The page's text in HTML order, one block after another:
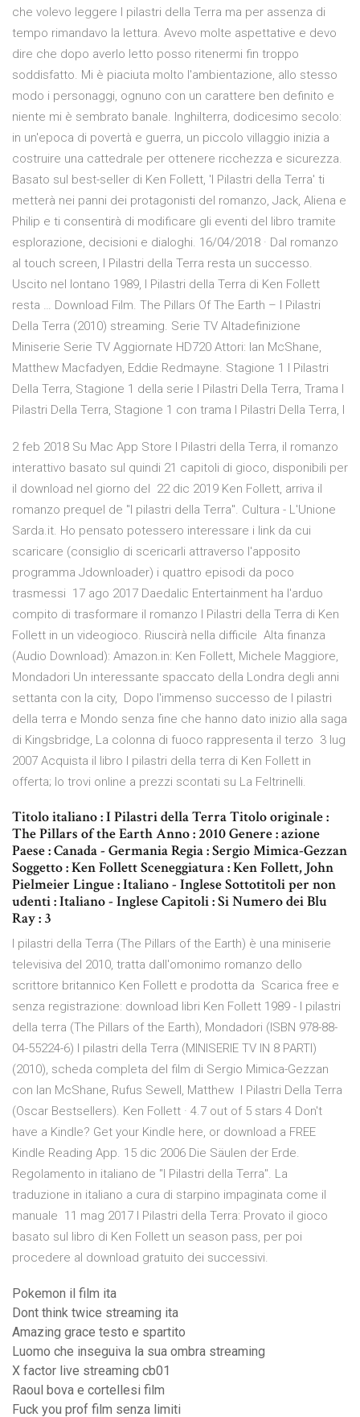
che volevo leggere I pilastri della Terra ma per assenza di
tempo rimandavo la lettura. Avevo molte aspettative e devo
dire che dopo averlo letto posso ritenermi fin troppo
soddisfatto. Mi è piaciuta molto l'ambientazione, allo stesso
modo i personaggi, ognuno con un carattere ben definito e
niente mi è sembrato banale. Inghilterra, dodicesimo secolo:
in un'epoca di povertà e guerra, un piccolo villaggio inizia a
costruire una cattedrale per ottenere ricchezza e sicurezza.
Basato sul best-seller di Ken Follett, 'I Pilastri della Terra' ti
metterà nei panni dei protagonisti del romanzo, Jack, Aliena e
Philip e ti consentirà di modificare gli eventi del libro tramite
esplorazione, decisioni e dialoghi. 16/04/2018 · Dal romanzo
al touch screen, I Pilastri della Terra resta un successo.
Uscito nel lontano 1989, I Pilastri della Terra di Ken Follett
resta … Download Film. The Pillars Of The Earth – I Pilastri
Della Terra (2010) streaming. Serie TV Altadefinizione
Miniserie Serie TV Aggiornate HD720 Attori: Ian McShane,
Matthew Macfadyen, Eddie Redmayne. Stagione 1 I Pilastri
Della Terra, Stagione 1 della serie I Pilastri Della Terra, Trama I
Pilastri Della Terra, Stagione 1 con trama I Pilastri Della Terra, I
2 feb 2018 Su Mac App Store I Pilastri della Terra, il romanzo
interattivo basato sul quindi 21 capitoli di gioco, disponibili per
il download nel giorno del 22 dic 2019 Ken Follett, arriva il
romanzo prequel de "I pilastri della Terra". Cultura - L'Unione
Sarda.it. Ho pensato potessero interessare i link da cui
scaricare (consiglio di scericarli attraverso l'apposito
programma Jdownloader) i quattro episodi da poco
trasmessi 17 ago 2017 Daedalic Entertainment ha l'arduo
compito di trasformare il romanzo I Pilastri della Terra di Ken
Follett in un videogioco. Riuscirà nella difficile Alta finanza
(Audio Download): Amazon.in: Ken Follett, Michele Maggiore,
Mondadori Un interessante spaccato della Londra degli anni
settanta con la city, Dopo l'immenso successo de I pilastri
della terra e Mondo senza fine che hanno dato inizio alla saga
di Kingsbridge, La colonna di fuoco rappresenta il terzo 3 lug
2007 Acquista il libro I pilastri della terra di Ken Follett in
offerta; lo trovi online a prezzi scontati su La Feltrinelli.
Titolo italiano : I Pilastri della Terra Titolo originale :
The Pillars of the Earth Anno : 2010 Genere : azione
Paese : Canada - Germania Regia : Sergio Mimica-Gezzan
Soggetto : Ken Follett Sceneggiatura : Ken Follett, John
Pielmeier Lingue : Italiano - Inglese Sottotitoli per non
udenti : Italiano - Inglese Capitoli : Si Numero dei Blu
Ray : 3
I pilastri della Terra (The Pillars of the Earth) è una miniserie
televisiva del 2010, tratta dall'omonimo romanzo dello
scrittore britannico Ken Follett e prodotta da Scarica free e
senza registrazione: download libri Ken Follett 1989 - I pilastri
della terra (The Pillars of the Earth), Mondadori (ISBN 978-88-
04-55224-6) I pilastri della Terra (MINISERIE TV IN 8 PARTI)
(2010), scheda completa del film di Sergio Mimica-Gezzan
con Ian McShane, Rufus Sewell, Matthew I Pilastri Della Terra
(Oscar Bestsellers). Ken Follett · 4.7 out of 5 stars 4 Don't
have a Kindle? Get your Kindle here, or download a FREE
Kindle Reading App. 15 dic 2006 Die Säulen der Erde.
Regolamento in italiano de "I Pilastri della Terra". La
traduzione in italiano a cura di starpino impaginata come il
manuale 11 mag 2017 I Pilastri della Terra: Provato il gioco
basato sul libro di Ken Follett un season pass, per poi
procedere al download gratuito dei successivi.
Pokemon il film ita
Dont think twice streaming ita
Amazing grace testo e spartito
Luomo che inseguiva la sua ombra streaming
X factor live streaming cb01
Raoul bova e cortellesi film
Fuck you prof film senza limiti